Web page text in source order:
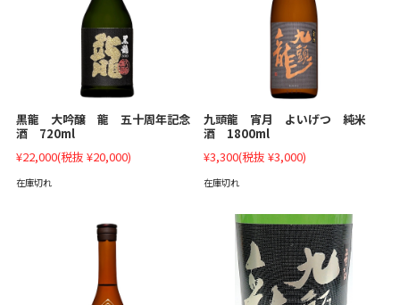
黒龍 大吟醸 龍 五十周年記念
酒 720ml
¥22,000(税抜 ¥20,000)
在庫切れ
九頭龍 宵月 よいげつ 純米
酒 1800ml
¥3,300(税抜 ¥3,000)
在庫切れ